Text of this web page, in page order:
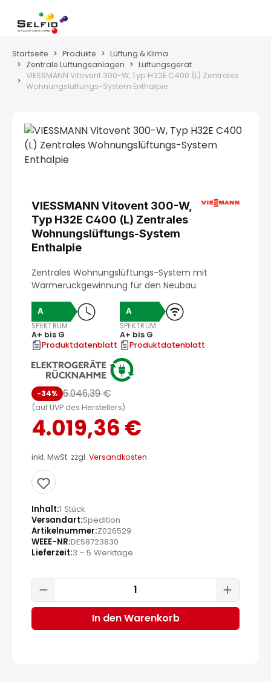
Zum Hauptinhalt springen
Startseite Produkte
Lüftung & Klima
Zentrale Lüftungsanlagen
Lüftungsgerät
VIESSMANN Vitovent 300-W, Typ H32E C400 (L) Zentrales
Wohnungslüftungs-System Enthalpie
VIESSMANN Vitovent 300-W,
Typ H32E C400 (L) Zentrales
Wohnungslüftungs-System
Enthalpie
Zentrales Wohnungslüftungs-System mit
Wärmerückgewinnung für den Neubau.
A
SPEKTRUM
A+ bis G
Produktdatenblatt
A
SPEKTRUM
A+ bis G
Produktdatenblatt
-34% 6.046,39 €
(auf UVP des Herstellers)
4.019,36 €
inkl. MwSt. zzgl. Versandkosten
Inhalt 1 Stück
Versandart Spedition
Artikelnummer Z026529
WEEE-NR DE58723830
Lieferzeit 3 - 5 Werktage
Produkt Anzahl: Gib den
In den Warenkorb